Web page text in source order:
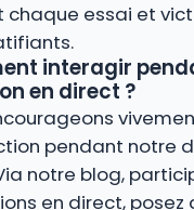
chaque essai et
interagir
en direct ?
pendant notre
notre blog,
en direct, posez